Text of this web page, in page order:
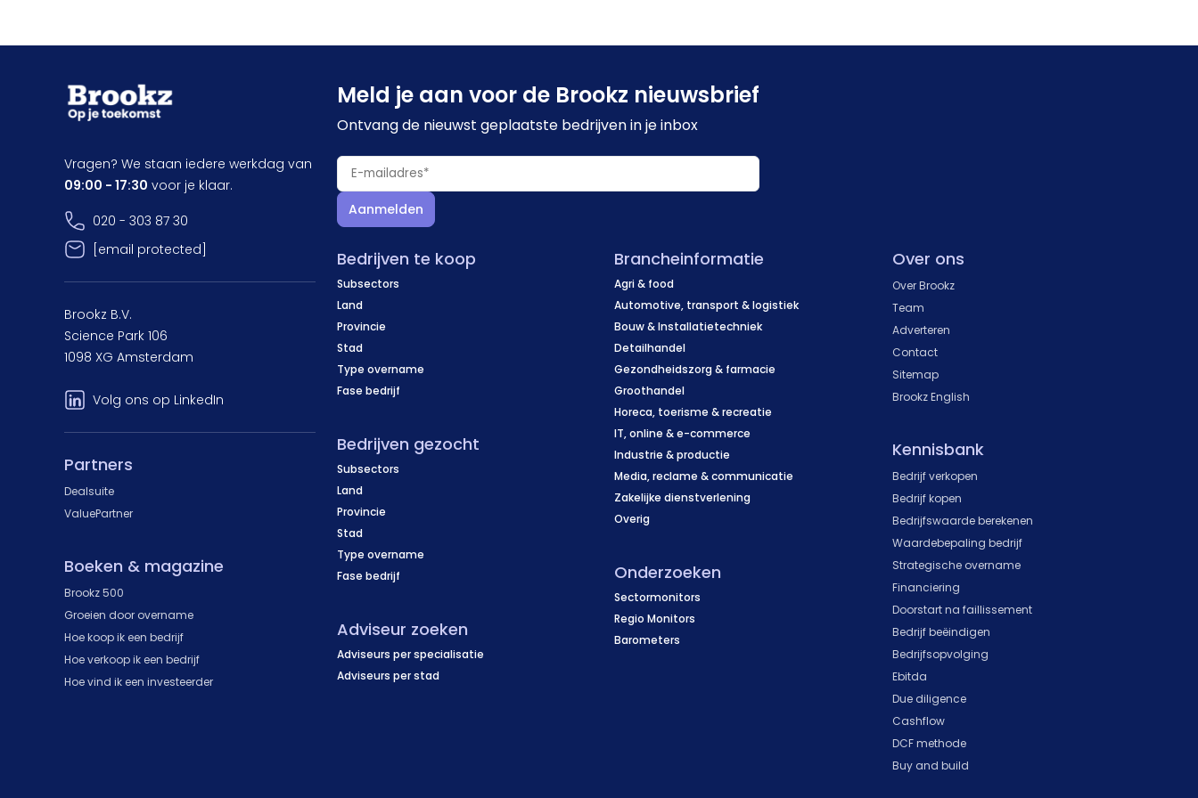
Meld je aan voor de Brookz nieuwsbrief
Ontvang de nieuwst geplaatste bedrijven in je inbox
Aanmelden
Bedrijven te koop
Subsectors
Land
Provincie
Stad
Type overname
Fase bedrijf
Bedrijven gezocht
Subsectors
Land
Provincie
Stad
Type overname
Fase bedrijf
Adviseur zoeken
Adviseurs per specialisatie
Adviseurs per stad
Brancheinformatie
Agri & food
Automotive, transport & logistiek
Bouw & Installatietechniek
Detailhandel
Gezondheidszorg & farmacie
Groothandel
Horeca, toerisme & recreatie
IT, online & e-commerce
Industrie & productie
Media, reclame & communicatie
Zakelijke dienstverlening
Overig
Onderzoeken
Sectormonitors
Regio Monitors
Barometers
Over ons
Over Brookz
Team
Adverteren
Contact
Sitemap
Brookz English
Kennisbank
Bedrijf verkopen
Bedrijf kopen
Bedrijfswaarde berekenen
Waardebepaling bedrijf
Strategische overname
Financiering
Doorstart na faillissement
Bedrijf beëindigen
Bedrijfsopvolging
Ebitda
Due diligence
Cashflow
DCF methode
Buy and build
Vragen? We staan iedere werkdag van
09:00 - 17:30 voor je klaar.
020 - 303 87 30
[email protected]
Brookz B.V.
Science Park 106
1098 XG Amsterdam
Volg ons op LinkedIn
Partners
Dealsuite
ValuePartner
Boeken & magazine
Brookz 500
Groeien door overname
Hoe koop ik een bedrijf
Hoe verkoop ik een bedrijf
Hoe vind ik een investeerder